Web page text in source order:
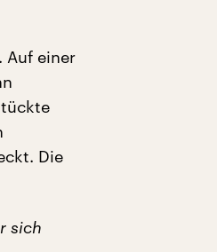
Auf einer
Die
sich